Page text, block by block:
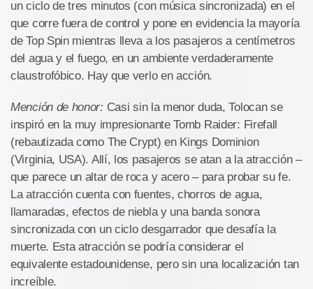
un ciclo de tres minutos (con música sincronizada) en el
que corre fuera de control y pone en evidencia la mayoría
de Top Spin mientras lleva a los pasajeros a centímetros
del agua y el fuego, en un ambiente verdaderamente
claustrofóbico. Hay que verlo en acción.
Mención de honor: Casi sin la menor duda, Tolocan se
inspiró en la muy impresionante Tomb Raider: Firefall
(rebautizada como The Crypt) en Kings Dominion
(Virginia, USA). Allí, los pasajeros se atan a la atracción –
que parece un altar de roca y acero – para probar su fe.
La atracción cuenta con fuentes, chorros de agua,
llamaradas, efectos de niebla y una banda sonora
sincronizada con un ciclo desgarrador que desafía la
muerte. Esta atracción se podría considerar el
equivalente estadounidense, pero sin una localización tan
increíble.